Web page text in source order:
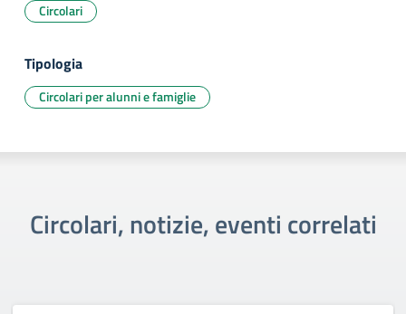
Circolari
Tipologia
Circolari per alunni e famiglie
Circolari, notizie, eventi correlati